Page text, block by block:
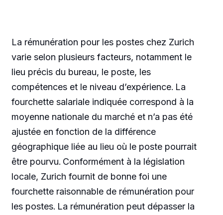
La rémunération pour les postes chez Zurich
varie selon plusieurs facteurs, notamment le
lieu précis du bureau, le poste, les
compétences et le niveau d’expérience. La
fourchette salariale indiquée correspond à la
moyenne nationale du marché et n’a pas été
ajustée en fonction de la différence
géographique liée au lieu où le poste pourrait
être pourvu. Conformément à la législation
locale, Zurich fournit de bonne foi une
fourchette raisonnable de rémunération pour
les postes. La rémunération peut dépasser la